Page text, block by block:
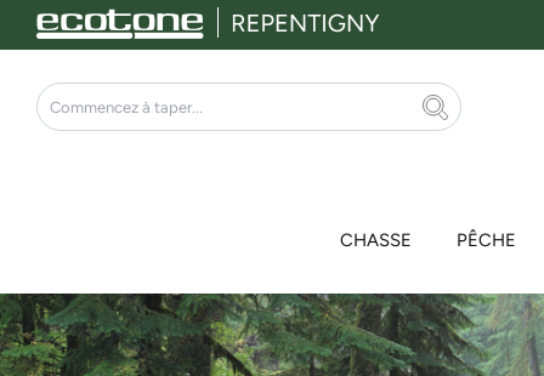
Aller
au
contenu
Rechercher
CHASSE PÊCHE